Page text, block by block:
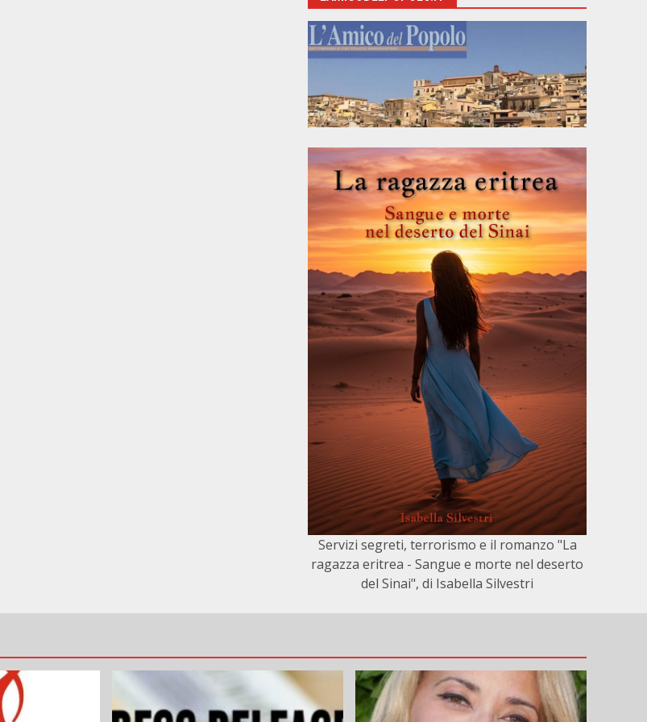
Servizi segreti, terrorismo e il romanzo "La
ragazza eritrea - Sangue e morte nel deserto
del Sinai", di Isabella Silvestri